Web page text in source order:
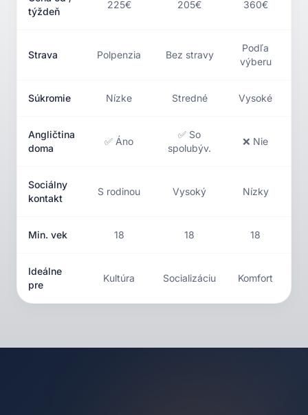
týždeň
225€ 205€ 360€
Strava Polpenzia Bez stravy
Podľa
výberu
Súkromie Nízke Stredné Vysoké
Angličtina
doma
✅ Áno
✅ So
spolubýv.
❌ Nie
Sociálny
kontakt
S rodinou Vysoký Nízky
Min. vek 18 18 18
Ideálne
pre
Kultúra Socializáciu Komfort